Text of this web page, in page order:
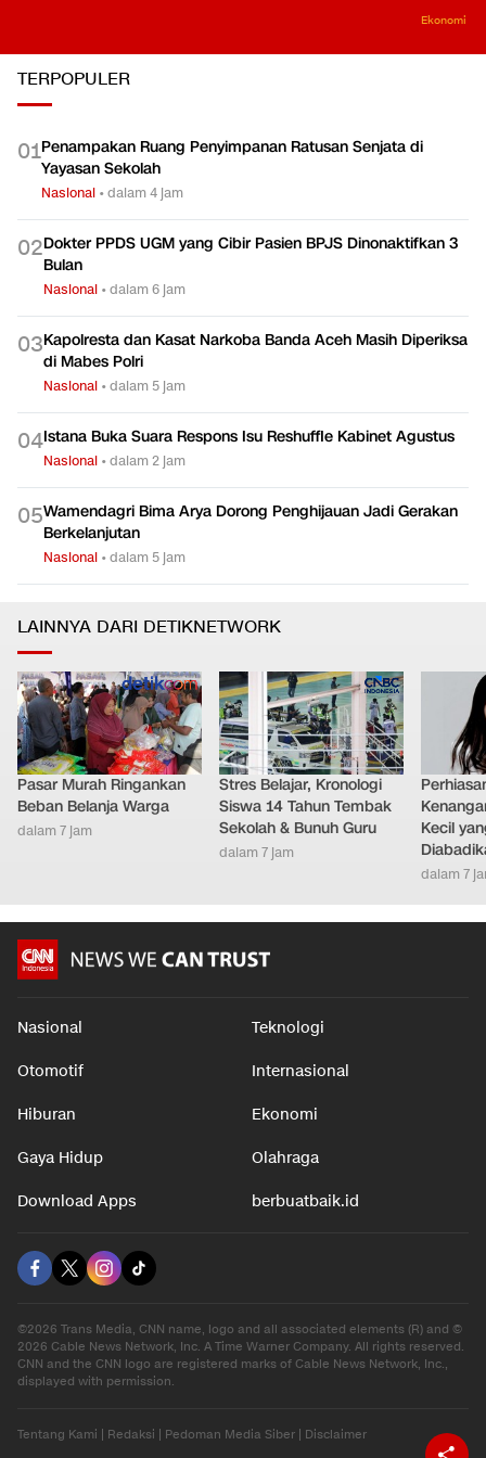
Ekonomi
TERPOPULER
01Penampakan Ruang Penyimpanan Ratusan Senjata di
Yayasan Sekolah
Nasional •dalam 4 jam
02Dokter PPDS UGM yang Cibir Pasien BPJS Dinonaktifkan 3
Bulan
Nasional •dalam 6 jam
03Kapolresta dan Kasat Narkoba Banda Aceh Masih Diperiksa
di Mabes Polri
Nasional •dalam 5 jam
04Istana Buka Suara Respons Isu Reshuffle Kabinet Agustus
Nasional •dalam 2 jam
05Wamendagri Bima Arya Dorong Penghijauan Jadi Gerakan
Berkelanjutan
Nasional •dalam 5 jam
LAINNYA DARI DETIKNETWORK
Pasar Murah Ringankan
Beban Belanja Warga
dalam 7 jam
Stres Belajar, Kronologi
Siswa 14 Tahun Tembak
Sekolah & Bunuh Guru
dalam 7 jam
Kecil
dalam 7
Nasional Teknologi
Otomotif Internasional
Hiburan Ekonomi
Gaya Hidup Olahraga
Download Apps berbuatbaik.id
©2026 Trans Media, CNN name, logo and all associated elements (R) and ©
2026 Cable News Network, Inc. A Time Warner Company. All rights reserved.
CNN and the CNN logo are registered marks of Cable News Network, Inc.,
displayed with permission.
Tentang Kami Redaksi Pedoman Media Siber Disclaimer